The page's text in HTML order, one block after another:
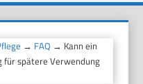
→ FAQ → Kann ein
für spätere Verwendung